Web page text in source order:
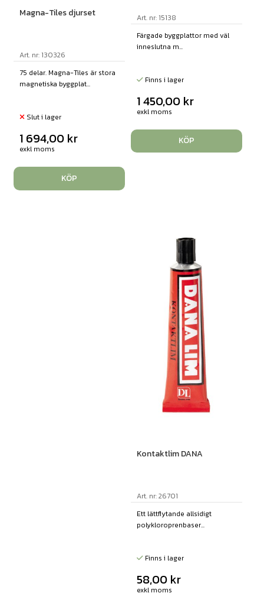
Magna-Tiles djurset
Art. nr: 130326
75 delar. Magna-Tiles är stora
magnetiska byggplat...
Slut i lager
1 694,00 kr
exkl moms
KÖP
Art. nr: 15138
Färgade byggplattor med väl
inneslutna m...
Finns i lager
1 450,00 kr
exkl moms
KÖP
Kontaktlim DANA
Art. nr: 26701
Ett lättflytande allsidigt
polykloroprenbaser...
Finns i lager
58,00 kr
exkl moms